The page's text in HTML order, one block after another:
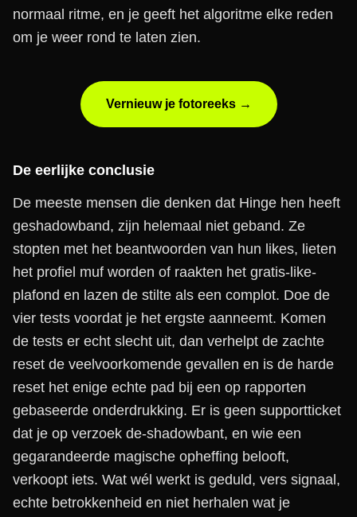
normaal ritme, en je geeft het algoritme elke reden
om je weer rond te laten zien.
Vernieuw je fotoreeks →
De eerlijke conclusie
De meeste mensen die denken dat Hinge hen heeft
geshadowband, zijn helemaal niet geband. Ze
stopten met het beantwoorden van hun likes, lieten
het profiel muf worden of raakten het gratis-like-
plafond en lazen de stilte als een complot. Doe de
vier tests voordat je het ergste aanneemt. Komen
de tests er echt slecht uit, dan verhelpt de zachte
reset de veelvoorkomende gevallen en is de harde
reset het enige echte pad bij een op rapporten
gebaseerde onderdrukking. Er is geen supportticket
dat je op verzoek de-shadowbant, en wie een
gegarandeerde magische opheffing belooft,
verkoopt iets. Wat wél werkt is geduld, vers signaal,
echte betrokkenheid en niet herhalen wat je